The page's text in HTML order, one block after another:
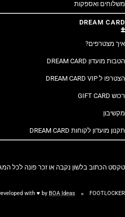
משלוחים ואספקות
DREAM CARD
איך מצטרפים?
הטבות מועדון DREAM CARD
הצטרפו ל DREAM CARD VIP
רכוש GIFT CARD
מקשיבון
תקנון מועדון לקוחות DREAM CARD
טקסט הכתוב בלשון נקבה או זכר פונה לכל
FOOTLOCKER
with ♥ by BOA Ideas